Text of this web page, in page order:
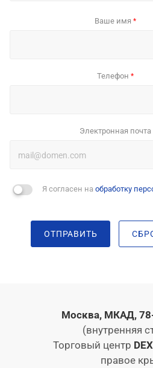
Ваше имя *
Телефон *
Электронная почта
Я согласен на обработку
ОТПРАВИТЬ
Москва, МКАД,
(внутренняя
Торговый центр
правое